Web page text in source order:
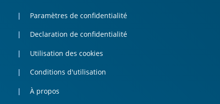
Paramètres de confidentialité
Declaration de confidentialité
Utilisation des cookies
Conditions d'utilisation
À propos